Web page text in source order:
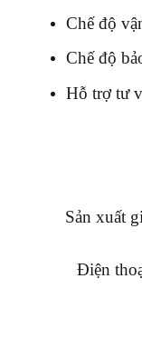
Chế độ
Chế độ
Hỗ trợ tư
Sản xuất
Điện